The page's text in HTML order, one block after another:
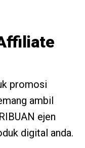
promosi
ambil
ejen
digital anda.